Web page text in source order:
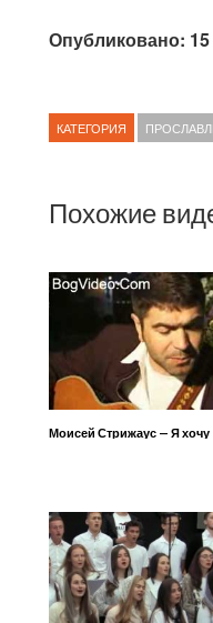
Опубликовано: 15
КАТЕГОРИЯ
Похожие
Моисей Стрижаус — Я хочу